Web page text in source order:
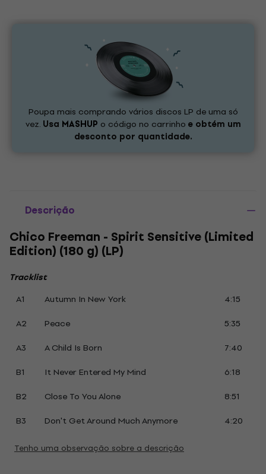
Poupa mais comprando vários discos LP de uma só
vez. Usa MASHUP o código no carrinho e obtém um
desconto por quantidade.
Descrição
Chico Freeman - Spirit Sensitive (Limited
Edition) (180 g) (LP)
Tracklist
A1
Autumn In New York
4:15
A2
Peace
5:35
A3
A Child Is Born
7:40
B1
It Never Entered My Mind
6:18
B2
Close To You Alone
8:51
B3
Don't Get Around Much Anymore 4:20
Tenho uma observação sobre a descrição